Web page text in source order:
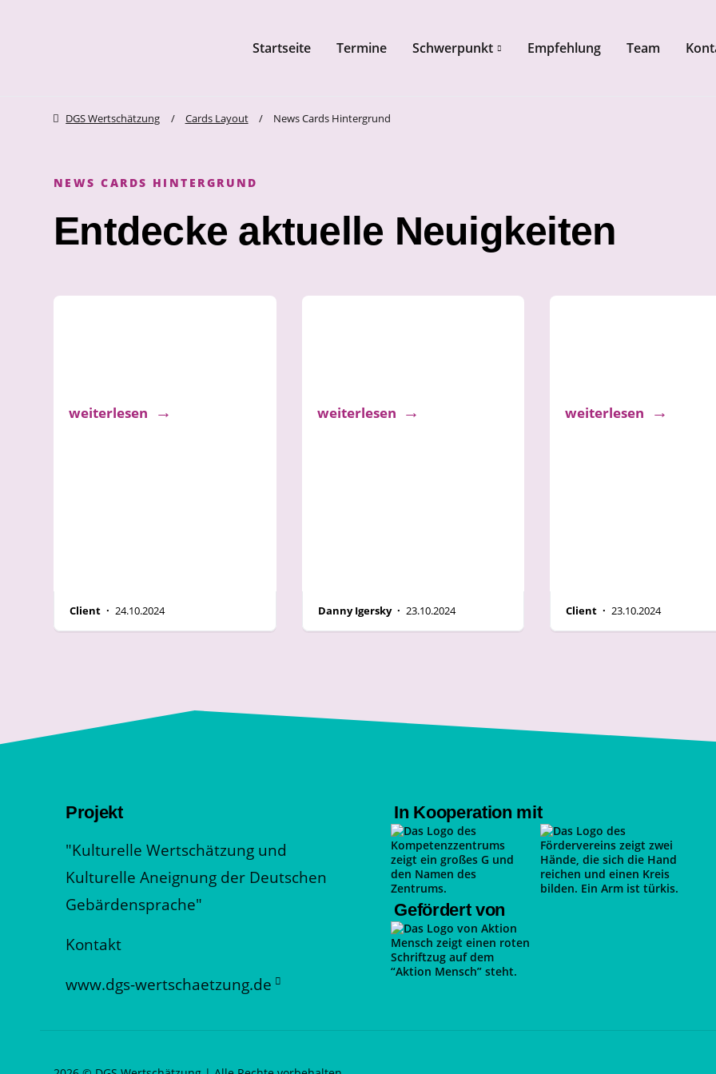
Navigation überspringen
Startseite Termine Schwerpunkt Empfehlung Team
zum Inhalt springen
DGS Wertschätzung Cards Layout News Cards Hintergrund
NEWS CARDS HINTERGRUND
Entdecke aktuelle Neuigkeiten
weiterlesen
Client ·24.10.2024
weiterlesen
Danny Igersky · 23.10.2024
weiterlesen
Client ·23.10.2024
Projekt
"Kulturelle Wertschätzung und
Kulturelle Aneignung der Deutschen
Gebärdensprache"
Kontakt
www.dgs-wertschaetzung.de
In Kooperation mit
Gefördert von